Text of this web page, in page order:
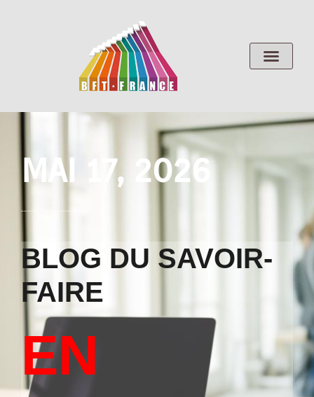
MAI 17, 2026
BLOG DU SAVOIR-
FAIRE
EN